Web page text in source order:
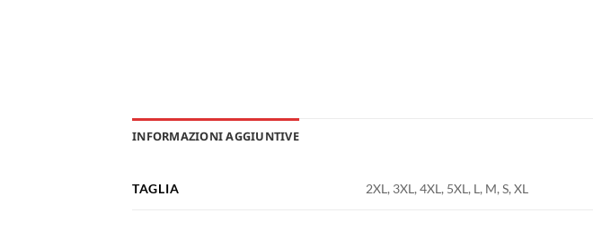
INFORMAZIONI AGGIUNTIVE
TAGLIA 2XL, 3XL, 4XL, 5XL, L, M, S, XL